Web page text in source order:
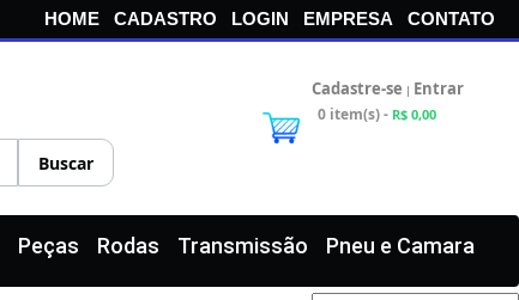
HOME CADASTRO LOGIN EMPRESA CONTATO
Cadastre-se | Entrar
0 item(s) - R$ 0,00
Peças Rodas Transmissão Pneu e Camara